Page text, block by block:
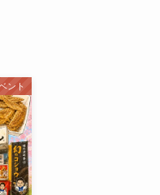
ント